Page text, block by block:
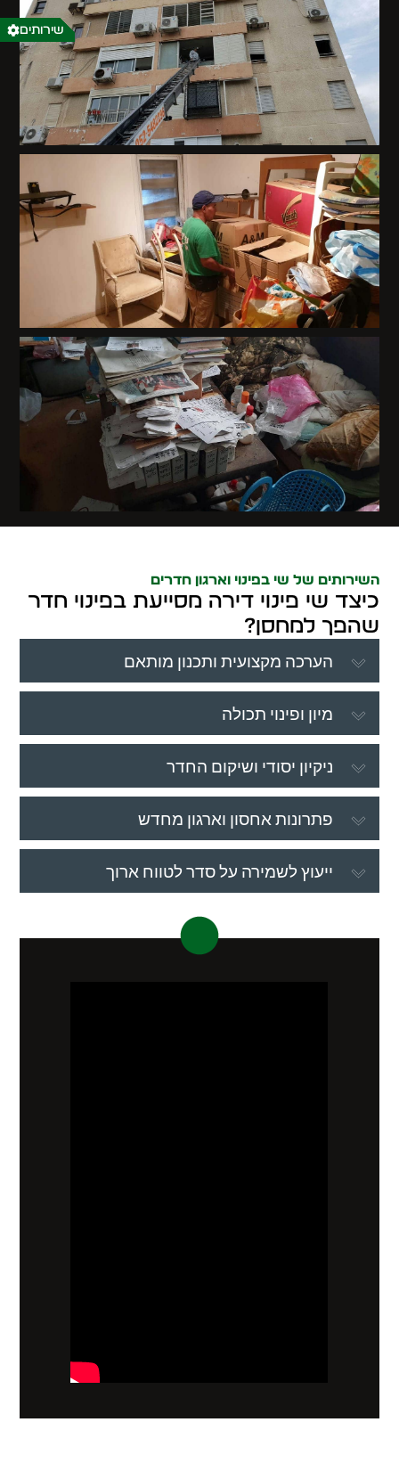
השירותים של שי בפינוי וארגון חדרים
כיצד שי פינוי דירה מסייעת בפינוי חדר
שהפך למחסן?
הערכה מקצועית ותכנון מותאם
מיון ופינוי תכולה
ניקיון יסודי ושיקום החדר
פתרונות אחסון וארגון מחדש
ייעוץ לשמירה על סדר לטווח ארוך
שירותים